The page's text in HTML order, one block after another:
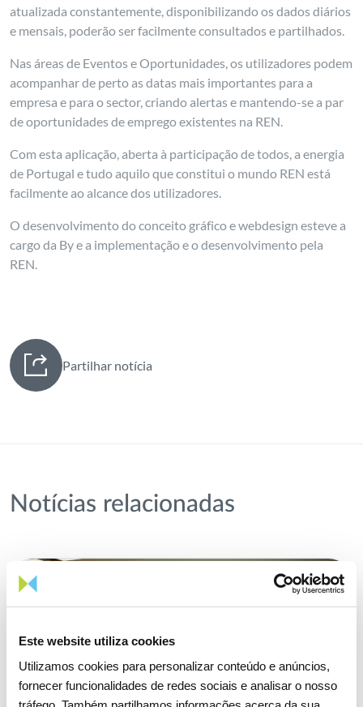
Este website utiliza cookies
Utilizamos cookies para personalizar conteúdo e anúncios,
fornecer funcionalidades de redes sociais e analisar o nosso
atualizada constantemente, disponibilizando os dados diários
e mensais, poderão ser facilmente consultados e partilhados.
Nas áreas de Eventos e Oportunidades, os utilizadores podem
acompanhar de perto as datas mais importantes para a
empresa e para o sector, criando alertas e mantendo-se a par
de oportunidades de emprego existentes na REN.
Com esta aplicação, aberta à participação de todos, a energia
de Portugal e tudo aquilo que constitui o mundo REN está
facilmente ao alcance dos utilizadores.
O desenvolvimento do conceito gráfico e webdesign esteve a
cargo da By e a implementação e o desenvolvimento pela
REN.
Partilhar notícia
Notícias relacionadas